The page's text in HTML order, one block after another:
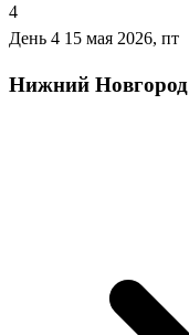
4
День 4 15 мая 2026, пт
Нижний Новгород